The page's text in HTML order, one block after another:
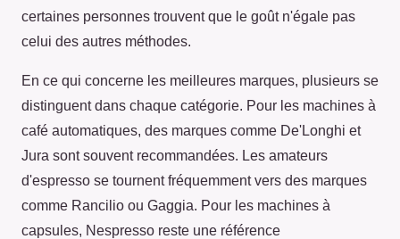
certaines personnes trouvent que le goût n'égale pas
celui des autres méthodes.
En ce qui concerne les meilleures marques, plusieurs se
distinguent dans chaque catégorie. Pour les machines à
café automatiques, des marques comme De'Longhi et
Jura sont souvent recommandées. Les amateurs
d'espresso se tournent fréquemment vers des marques
comme Rancilio ou Gaggia. Pour les machines à
capsules, Nespresso reste une référence